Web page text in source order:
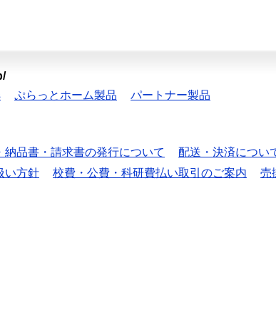
ぷらっとホーム製品 パートナー製品
納品書・請求書の発行について 配送・決済につい
い方針 校費・公費・科研費払い取引のご案内 売